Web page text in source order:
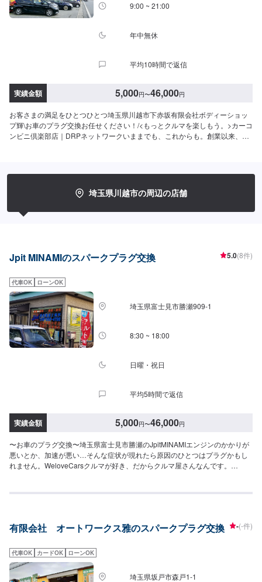
9:00 ~ 21:00
年中無休
平均10時間で返信
実績金額 5,000円〜46,000円
お客さまの満足をひとつひとつ埼玉県川越市下赤坂有限会社ボディーショッ
プ輝\お車のプラグ交換お任せください！/<もっとクルマを楽しもう。>カーコ
ンビニ倶楽部店｜DRPネットワークいままでも、これからも。創業以来、た
オファーにてお問い合わせ【2】お見積り【3】お見積りにご納得いただけれ
ば作業開始【4】仕上がり次第納車<パーツ持ち込みOK>パーツの持ち込み・
みパーツの詳細をお送りください。店頭でのパーツのご購入をご希望の方も
燃料代はお客様にご負担いただいております。<定休日・営業時間>定休日：
年中無休（大型連休のみ休み）営業時間：9:00~21:00<輸入車のご注意>修理
り寄せとなるため、作業完了までにお時間をいただく場合がございます。ま
た車の性質上、追加部品・作業が必要となるケースがあり、その場合は都度
ご連絡をさせていただきます。
埼玉県川越市の周辺の店舗
Jpit MINAMIのスパークプラグ交換 5.0(8件)
代車OK ローンOK
埼玉県富士見市勝瀬909‐1
8:30 ~ 18:00
日曜・祝日
平均5時間で返信
実績金額 5,000円〜46,000円
〜お車のプラグ交換〜埼玉県富士見市勝瀬のJpitMINAMIエンジンのかかりが
悪いとか、加速が悪い…そんな症状が現れたら原因のひとつはプラグかもし
れません。WeloveCarsクルマが好き、だからクルマ屋さんなんです。
問い合わせ【2】お見積り【3】お見積りにご納得いただければ作業開始
ネットでご購入いただいたパーツを取り付けることが可能です。クルマ好き
用意しています。お車の作業中は代車をご利用ください。※代車の燃料代はお
客様にご負担いただいております。『営業時間・定休日』営業時間：8:30〜
18:00定休日：日・祝・第一月曜
有限会社 オートワークス雅のスパークプラグ交換 -(-件)
代車OK カードOK ローンOK
埼玉県坂戸市森戸1-1